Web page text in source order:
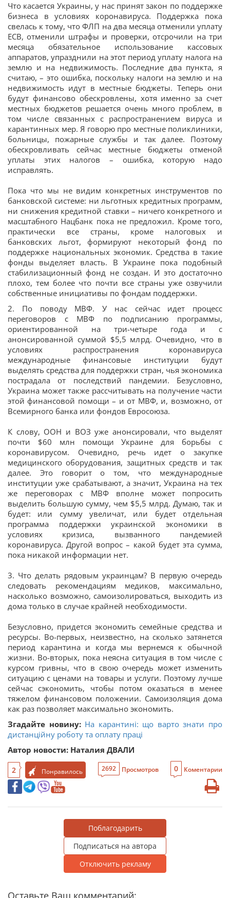
Что касается Украины, у нас принят закон по поддержке
бизнеса в условиях коронавируса. Поддержка пока
свелась к тому, что ФЛП на два месяца отменили уплату
ЕСВ, отменили штрафы и проверки, отсрочили на три
месяца обязательное использование кассовых
аппаратов, упразднили на этот период уплату налога на
землю и на недвижимость. Последние два пункта, я
считаю, – это ошибка, поскольку налоги на землю и на
недвижимость идут в местные бюджеты. Теперь они
будут финансово обескровлены, хотя именно за счет
местных бюджетов решается очень много проблем, в
том числе связанных с распространением вируса и
карантинных мер. Я говорю про местные поликлиники,
больницы, пожарные службы и так далее. Поэтому
обескровливать сейчас местные бюджеты отменой
уплаты этих налогов – ошибка, которую надо
исправлять.
Пока что мы не видим конкретных инструментов по
банковской системе: ни льготных кредитных программ,
ни снижения кредитной ставки – ничего конкретного и
масштабного Нацбанк пока не предложил. Кроме того,
практически все страны, кроме налоговых и
банковских льгот, формируют некоторый фонд по
поддержке национальных экономик. Средства в такие
фонды выделяет власть. В Украине пока подобный
стабилизационный фонд не создан. И это достаточно
плохо, тем более что почти все страны уже озвучили
собственные инициативы по фондам поддержки.
2. По поводу МВФ. У нас сейчас идет процесс
переговоров с МВФ по подписанию программы,
ориентированной на три-четыре года и с
анонсированной суммой $5,5 млрд. Очевидно, что в
условиях распространения коронавируса
международные финансовые институции будут
выделять средства для поддержки стран, чья экономика
пострадала от последствий пандемии. Безусловно,
Украина может также рассчитывать на получение части
этой финансовой помощи – и от МВФ, и, возможно, от
Всемирного банка или фондов Евросоюза.
К слову, ООН и ВОЗ уже анонсировали, что выделят
почти $60 млн помощи Украине для борьбы с
коронавирусом. Очевидно, речь идет о закупке
медицинского оборудования, защитных средств и так
далее. Это говорит о том, что международные
институции уже срабатывают, а значит, Украина на тех
же переговорах с МВФ вполне может попросить
выделить большую сумму, чем $5,5 млрд. Думаю, так и
будет: или сумму увеличат, или будет отдельная
программа поддержки украинской экономики в
условиях кризиса, вызванного пандемией
коронавируса. Другой вопрос – какой будет эта сумма,
пока никакой информации нет.
3. Что делать рядовым украинцам? В первую очередь
следовать рекомендациям медиков, максимально,
насколько возможно, самоизолироваться, выходить из
дома только в случае крайней необходимости.
Безусловно, придется экономить семейные средства и
ресурсы. Во-первых, неизвестно, на сколько затянется
период карантина и когда мы вернемся к обычной
жизни. Во-вторых, пока неясна ситуация в том числе с
курсом гривны, что в свою очередь может изменить
ситуацию с ценами на товары и услуги. Поэтому лучше
сейчас сэкономить, чтобы потом оказаться в менее
тяжелом финансовом положении. Самоизоляция дома
как раз позволяет максимально экономить.
Згадайте новину: На карантині: що варто знати про
дистанційну роботу та оплату праці
Автор новости: Наталия ДВАЛИ
2 Понравилось 2692 Просмотров 0 Коментарии
Поблагодарить
Подписаться на автора
Отключить рекламу
Оставьте Ваш комментарий: